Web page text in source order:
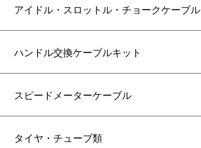
アイドル・スロットル・チョークケーブル
ハンドル交換ケーブルキット
スピードメーターケーブル
タイヤ・チューブ類